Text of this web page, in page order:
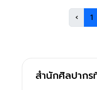
‹ 1
สำนักศิลปาก